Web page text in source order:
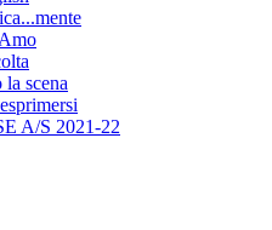
la scena
A/S 2021-22